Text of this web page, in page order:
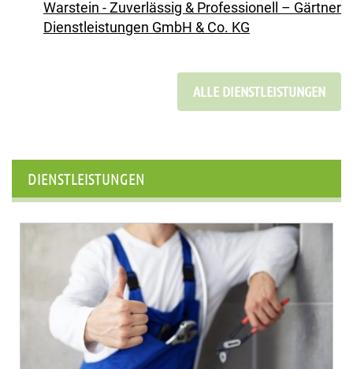
Warstein - Zuverlässig & Professionell – Gärtner
Dienstleistungen GmbH & Co. KG
ALLE DIENSTLEISTUNGEN
DIENSTLEISTUNGEN